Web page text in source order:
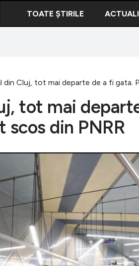
TOATE ȘTIRILE
din Cluj, tot mai departe de a fi gata.
tot mai
scos din PNRR